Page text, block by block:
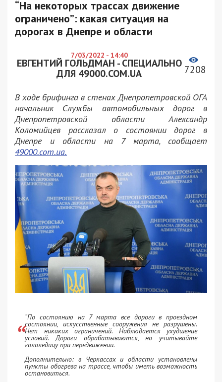
“На некоторых трассах движение
ограничено”: какая ситуация на
дорогах в Днепре и области
7/03/2022 - 14:40
ЕВГЕНТИЙ ГОЛЬДМАН - СПЕЦИАЛЬНО
ДЛЯ 49000.COM.UA
7208
В ходе брифинга в стенах Днепропетровской ОГА
начальник Службы автомобильных дорог в
Днепропетровской области Александр
Коломийцев рассказал о состоянии дорог в
Днепре и области на 7 марта, сообщает
49000.com.ua.
“По состоянию на 7 марта все дороги в проездном
состоянии, искусственные сооружения не разрушены.
Нет никаких ограничений. Наблюдается ухудшение
условий. Дороги обрабатываются, но учитывайте
гололедицу при передвижении.
Дополнительно: в Черкассах и области установлены
пункты обогрева на трассе, чтобы иметь возможность
остановиться.